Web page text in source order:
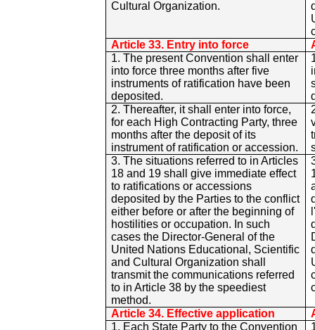
Cultural Organization.
Article 33. Entry into force
1. The present Convention shall enter
into force three months after five
instruments of ratification have been
deposited.
2. Thereafter, it shall enter into force,
for each High Contracting Party, three
months after the deposit of its
instrument of ratification or accession.
3. The situations referred to in Articles
18 and 19 shall give immediate effect
to ratifications or accessions
deposited by the Parties to the conflict
either before or after the beginning of
hostilities or occupation. In such
cases the Director-General of the
United Nations Educational, Scientific
and Cultural Organization shall
transmit the communications referred
to in Article 38 by the speediest
method.
Article 34. Effective application
1. Each State Party to the Convention